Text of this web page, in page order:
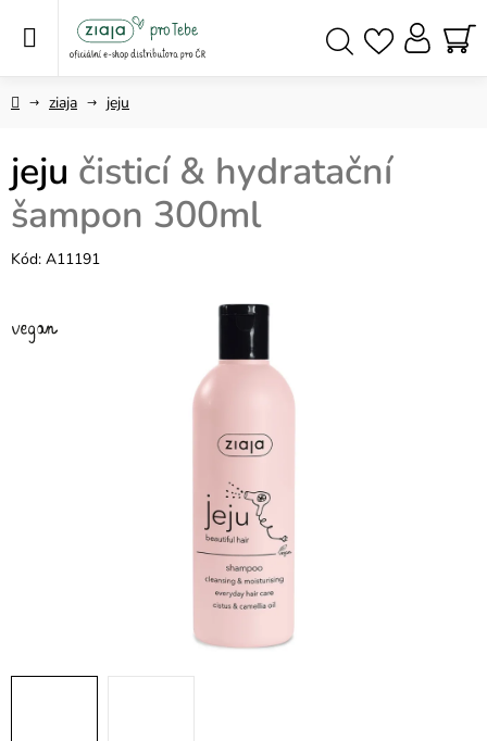
Domůziaja jeju
jeju čisticí & hydratační
šampon 300ml
Kód: A11191